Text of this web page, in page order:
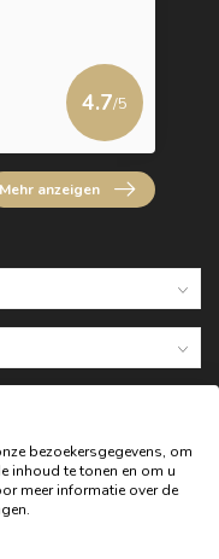
4.7/5
Mehr anzeigen
bezoekersgegevens, om
inhoud te tonen en om u
meer informatie over de